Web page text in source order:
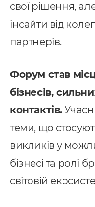
Система
CRM
CRM
маркетинг
автоматизація
свої рішення,
інсайти від
партнерів.
Форум став
бізнесів,
контактів.
теми, що
викликів у
бізнесі та ролі
світовій